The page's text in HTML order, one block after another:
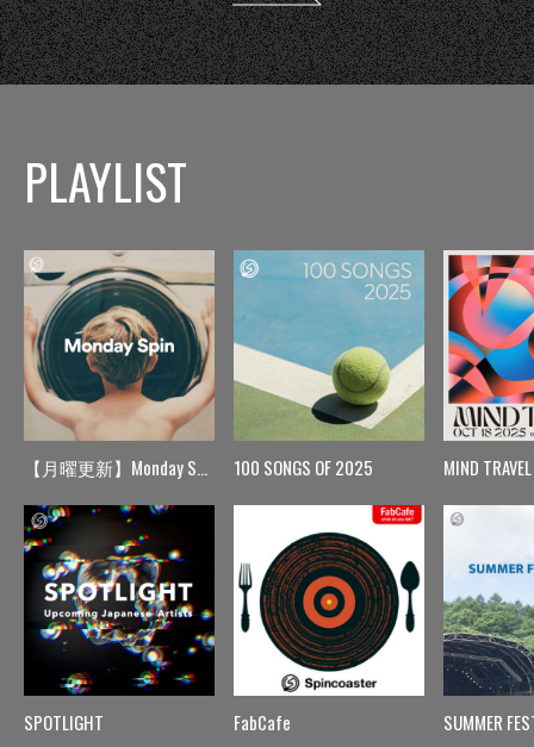
PLAYLIST
【月曜更新】Monday Spin
SPOTLIGHT
100 SONGS OF 2025
FabCafe
MIND TRAVEL
SUMMER